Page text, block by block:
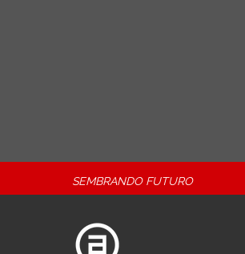
SEMBRANDO FUTURO